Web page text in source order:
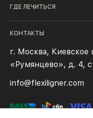
ГДЕ ЛЕЧИТЬСЯ
КОНТАКТЫ
г. Москва,
«Румянцево», д. 4,
info@flexiligner.com